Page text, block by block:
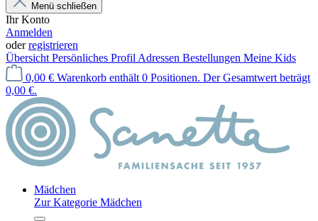
Menü schließen
Ihr Konto
Anmelden
oderregistrieren
Übersicht Persönliches Profil Adressen Bestellungen Meine Kids
0,00 € Warenkorb enthält 0 Positionen. Der Gesamtwert beträgt
0,00 €.
Mädchen
Zur Kategorie Mädchen